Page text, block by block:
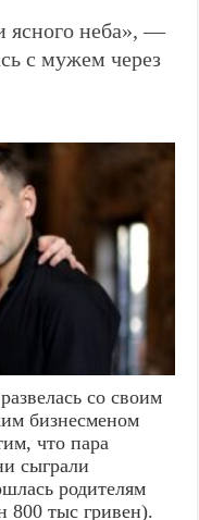
ясного неба», —
с мужем через
со своим
бизнесменом
что пара
сыграли
родителям
800 тыс гривен).